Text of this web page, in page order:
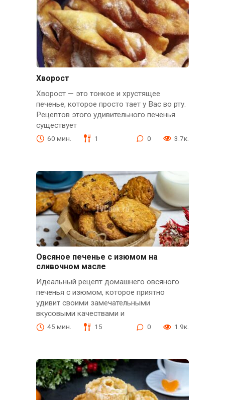
Хворост
Хворост — это тонкое и хрустящее
печенье, которое просто тает у Вас во рту.
Рецептов этого удивительного печенья
существует
60 мин. 1 0 3.7к.
Овсяное печенье с изюмом на
сливочном масле
Идеальный рецепт домашнего овсяного
печенья с изюмом, которое приятно
удивит своими замечательными
вкусовыми качествами и
45 мин. 15 0 1.9к.